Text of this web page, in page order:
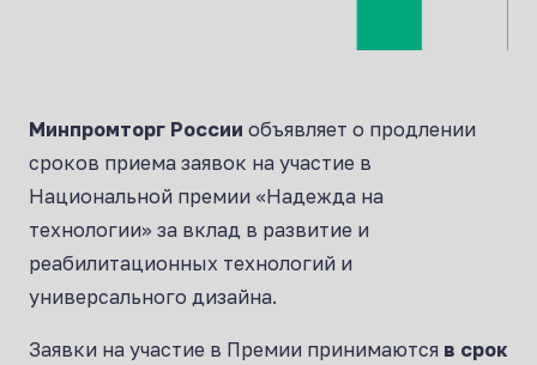
Минпромторг России объявляет о продлении
сроков приема заявок на участие в
Национальной премии «Надежда на
технологии» за вклад в развитие и
реабилитационных технологий и
универсального дизайна.
Заявки на участие в Премии принимаются в срок